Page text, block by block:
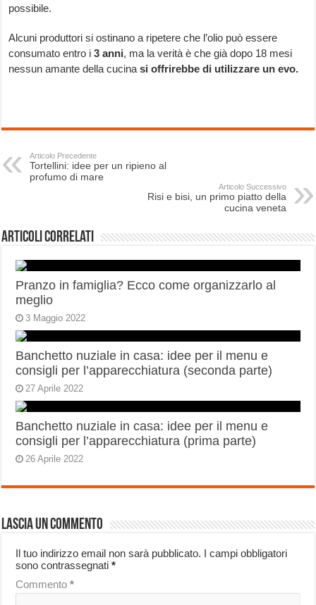
possibile.
Alcuni produttori si ostinano a ripetere che l’olio può essere
consumato entro i3 anni, ma la verità è che già dopo 18 mesi
nessun amante della cucinasi offrirebbe di utilizzare un evo.
Articolo Precedente
Tortellini: idee per un ripieno al
profumo di mare
Articolo Successivo
Risi e bisi, un primo piatto della
cucina veneta
Articoli correlati
Pranzo in famiglia? Ecco come organizzarlo al
meglio
3 Maggio 2022
Banchetto nuziale in casa: idee per il menu e
consigli per l’apparecchiatura (seconda parte)
27 Aprile 2022
Banchetto nuziale in casa: idee per il menu e
consigli per l’apparecchiatura (prima parte)
26 Aprile 2022
Lascia un commento
Il tuo indirizzo email non sarà pubblicato. I campi obbligatori
sono contrassegnati*
Commento*